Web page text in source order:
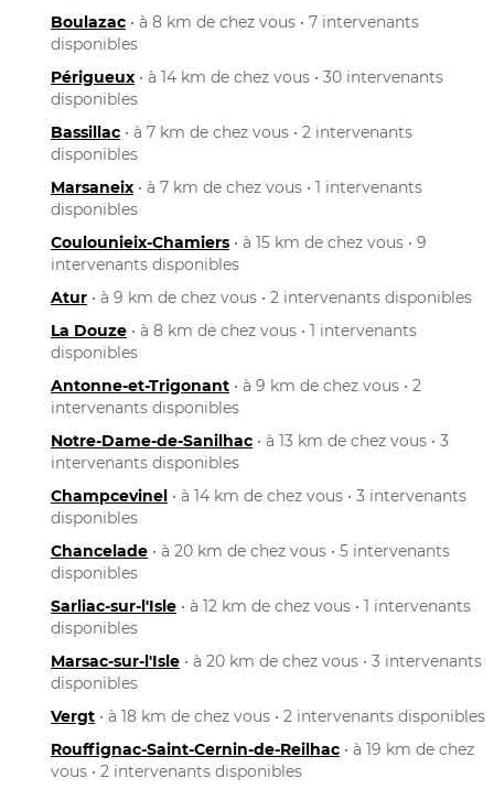
Boulazac • à 8 km de chez vous • 7 intervenants
disponibles
Périgueux • à 14 km de chez vous • 30 intervenants
disponibles
Bassillac • à 7 km de chez vous • 2 intervenants
disponibles
Marsaneix • à 7 km de chez vous • 1 intervenants
disponibles
Coulounieix-Chamiers • à 15 km de chez vous • 9
intervenants disponibles
Atur • à 9 km de chez vous • 2 intervenants disponibles
La Douze • à 8 km de chez vous • 1 intervenants
disponibles
Antonne-et-Trigonant • à 9 km de chez vous • 2
intervenants disponibles
Notre-Dame-de-Sanilhac • à 13 km de chez vous • 3
intervenants disponibles
Champcevinel • à 14 km de chez vous • 3 intervenants
disponibles
Chancelade • à 20 km de chez vous • 5 intervenants
disponibles
Sarliac-sur-l'Isle • à 12 km de chez vous • 1 intervenants
disponibles
Marsac-sur-l'Isle • à 20 km de chez vous • 3 intervenants
disponibles
Vergt • à 18 km de chez vous • 2 intervenants disponibles
Rouffignac-Saint-Cernin-de-Reilhac • à 19 km de chez
vous • 2 intervenants disponibles